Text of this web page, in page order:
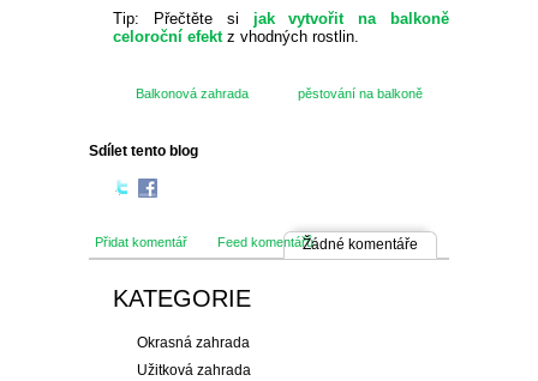
Tip: Přečtěte si jak vytvořit na balkoně
celoroční efektz vhodných rostlin.
Balkonová zahrada pěstování na balkoně
Sdílet tento blog
Přidat komentář Feed komentářůŽádné komentáře
KATEGORIE
Okrasná zahrada
Užitková zahrada